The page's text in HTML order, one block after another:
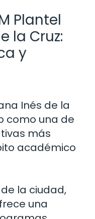
Plantel
la Cruz:
y
Inés de la
como una de
más
académico
la ciudad,
una